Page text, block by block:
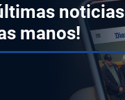
noticias
manos!